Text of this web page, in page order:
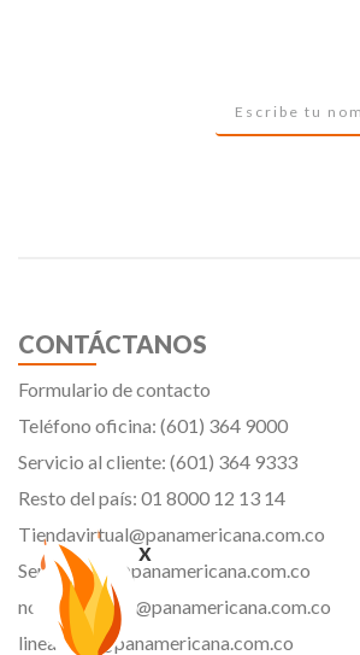
x
CONTÁCTANOS
Formulario de contacto
Teléfono oficina: (601) 364 9000
Servicio al cliente: (601) 364 9333
Resto del país: 01 8000 12 13 14
Tiendavirtual@panamericana.com.co
Servicliente@panamericana.com.co
notificaciones@panamericana.com.co
lineaetica@panamericana.com.co